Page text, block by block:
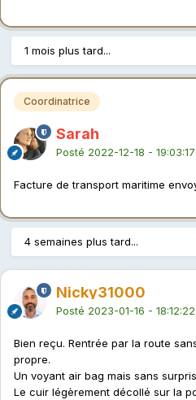
1 mois plus tard...
Coordinatrice
Sarah
Posté 2022-12-18 - 19:03:17
Facture de transport maritime
4 semaines plus tard...
Nicky31000
Posté 2023-01-16 - 18:12:22
Bien reçu. Rentrée par la route
propre.
Un voyant air bag mais sans
Le cuir légèrement décollé sur la